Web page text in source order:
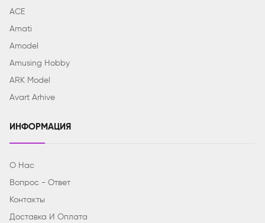
ACE
Amati
Amodel
Amusing Hobby
ARK Model
Avart Arhive
ИНФОРМАЦИЯ
О Нас
Вопрос - Ответ
Контакты
Доставка И Оплата